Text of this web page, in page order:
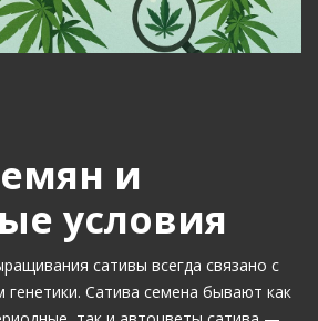
и
условия
сативы всегда связано с
Сатива семена бывают как